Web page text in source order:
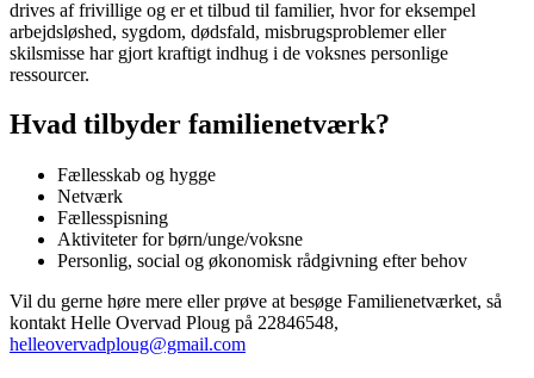
drives af frivillige og er et tilbud til familier, hvor for eksem­pel
arbejdsløshed, sygdom, dødsfald, misbrugsproblemer eller
skilsmisse har gjort kraftigt indhug i de voksnes personlige
ressourcer.
Hvad tilbyder familienetværk?
Fællesskab og hygge
Netværk
Fællesspisning
Aktiviteter for børn/unge/voksne
Personlig, social og økonomisk rådgivning efter behov
Vil du gerne høre mere eller prøve at besøge Familienetværket, så
kontakt Helle Overvad Ploug på 22846548,
helleovervadploug@gmail.com